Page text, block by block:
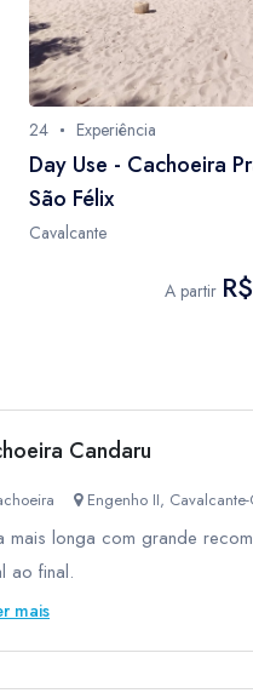
24 Experiência
Day Use - Cachoeira
São Félix
Cavalcante
A partir
Candaru
Engenho II,
mais longa com grande
ao final.
mais